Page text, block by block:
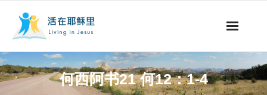
事工概要
何西阿书21 何12：1-4